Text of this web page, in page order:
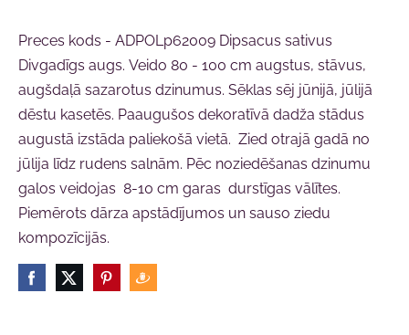
Preces kods - ADPOLp62009 Dipsacus sativus
Divgadīgs augs. Veido 80 - 100 cm augstus, stāvus,
augšdaļā sazarotus dzinumus. Sēklas sēj jūnijā, jūlijā
dēstu kasetēs. Paaugušos dekoratīvā dadža stādus
augustā izstāda paliekošā vietā. Zied otrajā gadā no
jūlija līdz rudens salnām. Pēc noziedēšanas dzinumu
galos veidojas 8-10 cm garas durstīgas vālītes.
Piemērots dārza apstādījumos un sauso ziedu
kompozīcijās.